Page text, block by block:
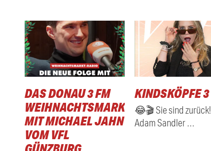
DAS DONAU 3 FM
WEIHNACHTSMARKTRADIO
MIT MICHAEL JAHN
VOM VFL
KINDSKÖPFE 3
😂🎬 Sie sind zurück!
Adam Sandler …